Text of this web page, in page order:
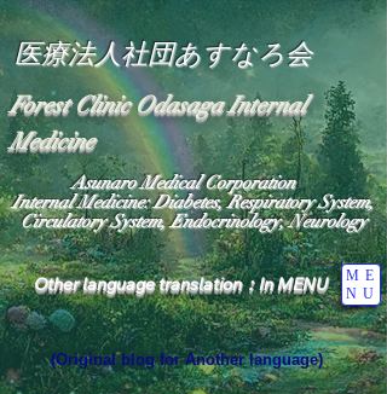
医療法人社団あすなろ会
Forest Clinic Odasaga Internal
Medicine
Other language translation：In MENU
ME
NU
Asunaro Medical Corporation
Internal Medicine: Diabetes, Respiratory System,
Circulatory System, Endocrinology, Neurology
(Original blog for Another language)